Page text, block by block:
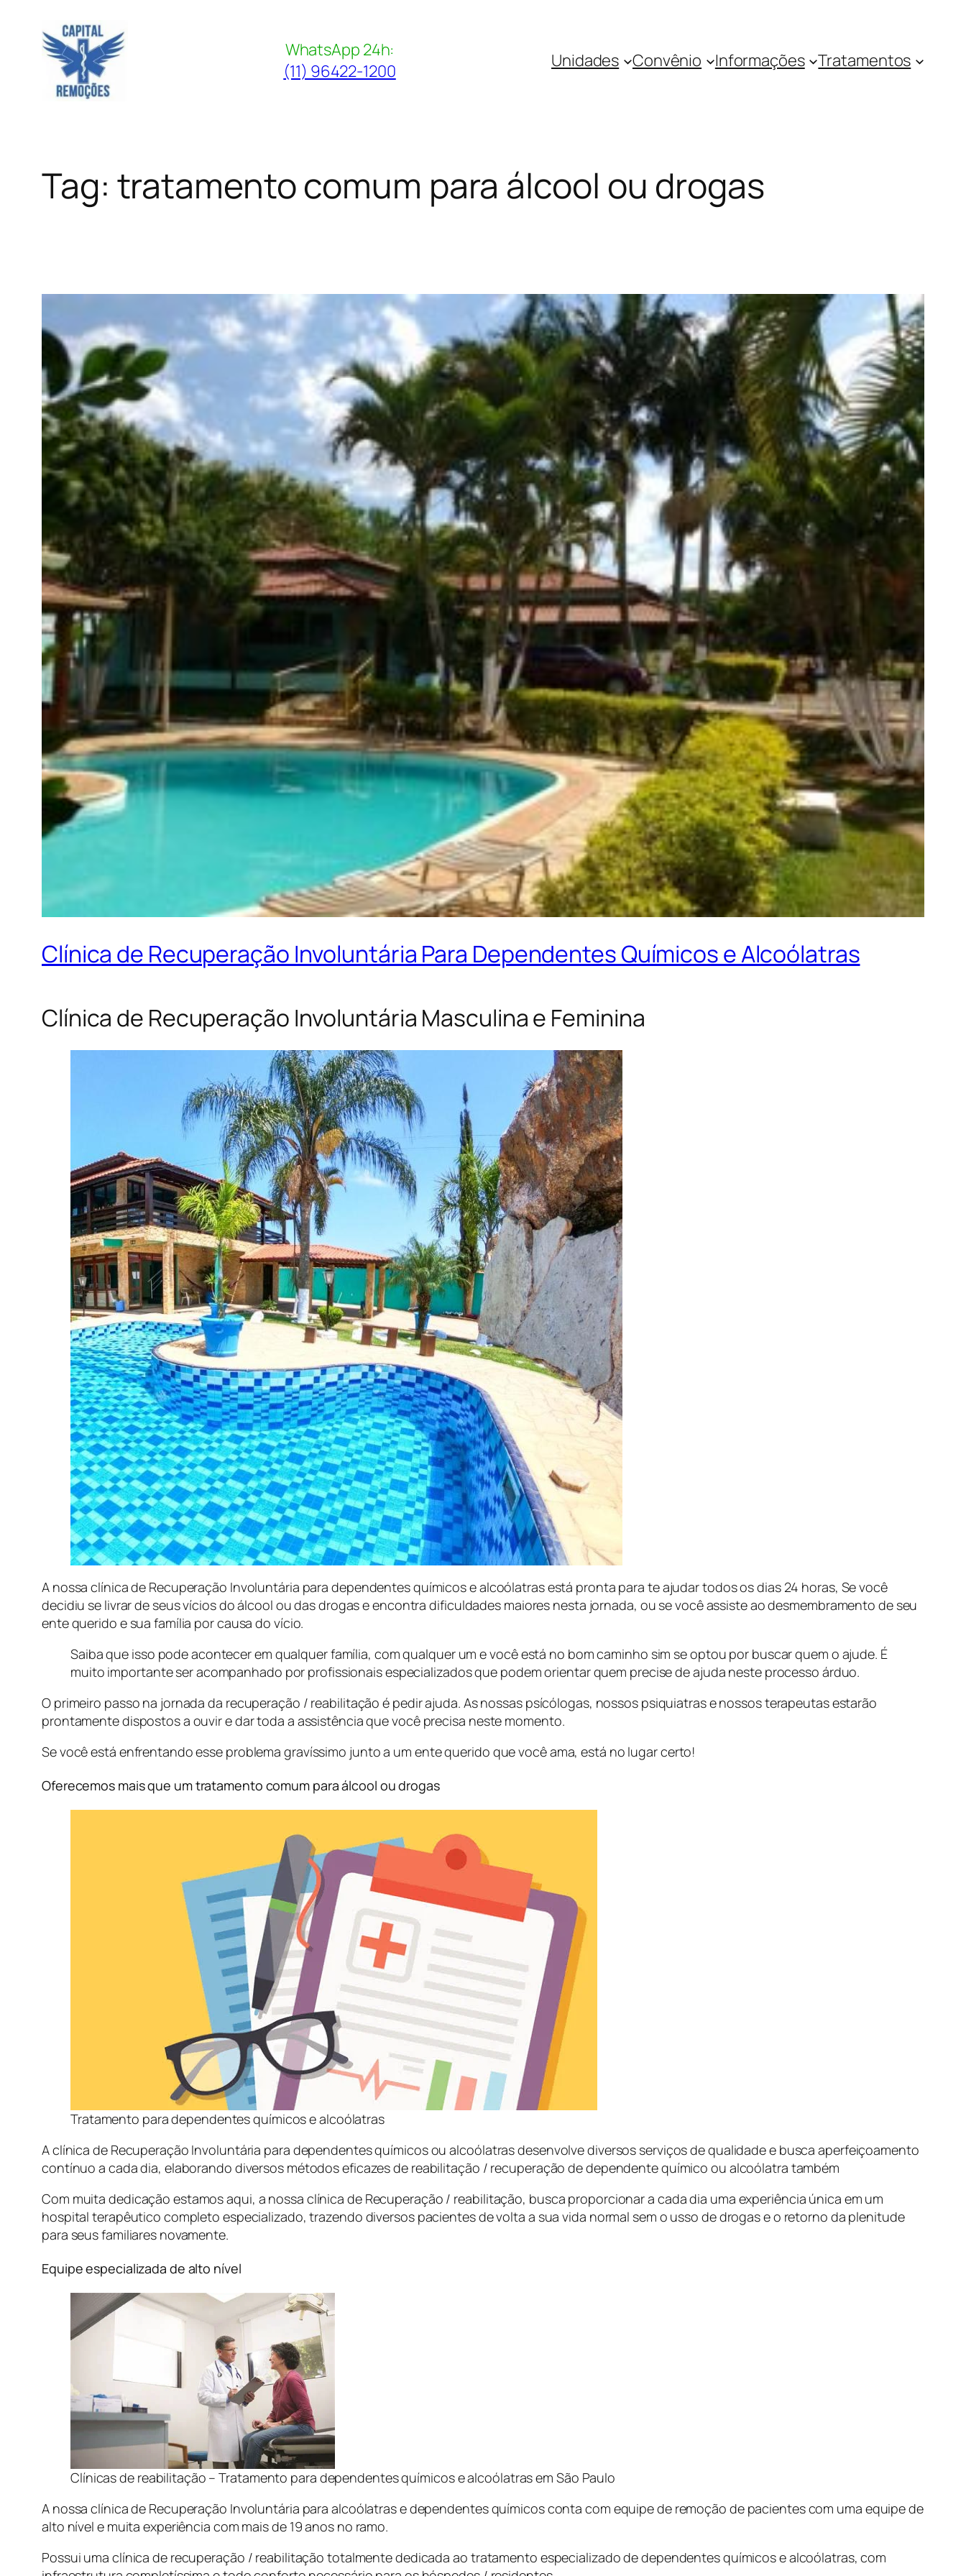
conteúdo
WhatsApp 24h:
(11) 96422-1200
Unidades Convênio Informações Tratamentos
Tag: tratamento comum para álcool ou drogas
Clínica de Recuperação Involuntária Para Dependentes Químicos e Alcoólatras
Clínica de Recuperação Involuntária Masculina e Feminina
A nossa clínica de Recuperação Involuntária para dependentes químicos e alcoólatras está pronta para te ajudar todos os dias 24 horas, Se você
decidiu se livrar de seus vícios do álcool ou das drogas e encontra dificuldades maiores nesta jornada, ou se você assiste ao desmembramento de seu
ente querido e sua família por causa do vício.
Saiba que isso pode acontecer em qualquer família, com qualquer um e você está no bom caminho sim se optou por buscar quem o ajude. É
muito importante ser acompanhado por profissionais especializados que podem orientar quem precise de ajuda neste processo árduo.
O primeiro passo na jornada da recuperação / reabilitação é pedir ajuda. As nossas psícólogas, nossos psiquiatras e nossos terapeutas estarão
prontamente dispostos a ouvir e dar toda a assistência que você precisa neste momento.
Se você está enfrentando esse problema gravíssimo junto a um ente querido que você ama, está no lugar certo!
Oferecemos mais que um tratamento comum para álcool ou drogas
Tratamento para dependentes químicos e alcoólatras
A clínica de Recuperação Involuntária para dependentes químicos ou alcoólatras desenvolve diversos serviços de qualidade e busca aperfeiçoamento
contínuo a cada dia, elaborando diversos métodos eficazes de reabilitação / recuperação de dependente químico ou alcoólatra também
Com muita dedicação estamos aqui, a nossa clínica de Recuperação / reabilitação, busca proporcionar a cada dia uma experiência única em um
hospital terapêutico completo especializado, trazendo diversos pacientes de volta a sua vida normal sem o usso de drogas e o retorno da plenitude
para seus familiares novamente.
Equipe especializada de alto nível
Clínicas de reabilitação – Tratamento para dependentes químicos e alcoólatras em São Paulo
A nossa clínica de Recuperação Involuntária para alcoólatras e dependentes químicos conta com equipe de remoção de pacientes com uma equipe de
alto nível e muita experiência com mais de 19 anos no ramo.
Possui uma clínica de recuperação / reabilitação totalmente dedicada ao tratamento especializado de dependentes químicos e alcoólatras, com